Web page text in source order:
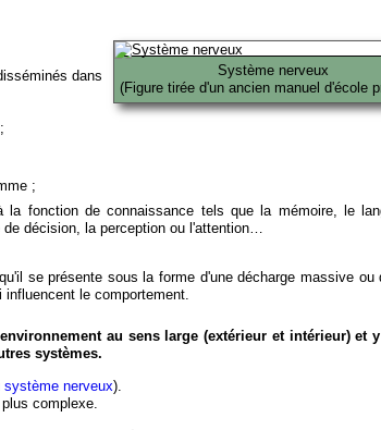
Système nerveux
(Figure tirée d'un ancien manuel d'école
dans
;
la fonction de connaissance tels que la mémoire, le
décision, la perception ou l'attention…
se présente sous la forme d'une décharge massive ou
le comportement.
au sens large (extérieur et intérieur) et
systèmes.
système nerveux).
complexe.